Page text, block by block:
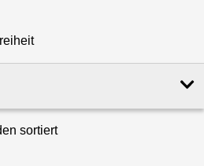
sortiert